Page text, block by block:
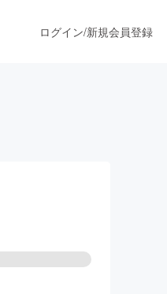
ログイン/新規会員登録